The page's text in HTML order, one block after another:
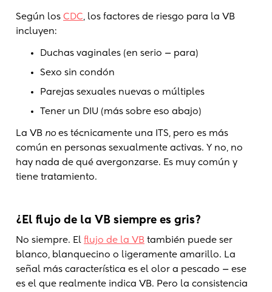
Según los CDC, los factores de riesgo para la VB
incluyen:
Duchas vaginales (en serio — para)
Sexo sin condón
Parejas sexuales nuevas o múltiples
Tener un DIU (más sobre eso abajo)
La VB no es técnicamente una ITS, pero es más
común en personas sexualmente activas. Y no, no
hay nada de qué avergonzarse. Es muy común y
tiene tratamiento.
¿El flujo de la VB siempre es gris?
No siempre. El flujo de la VB también puede ser
blanco, blanquecino o ligeramente amarillo. La
señal más característica es el olor a pescado — ese
es el que realmente indica VB. Pero la consistencia